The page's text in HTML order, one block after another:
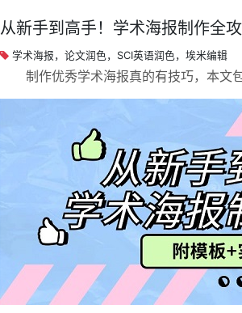
从新手到高手！学术海报制作全
学术海报，论文润色，SCI英语润色，埃米编辑
制作优秀学术海报真的有技巧，本文